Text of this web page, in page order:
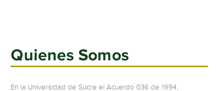
Quienes Somos
En la Universidad de Sucre el Acuerdo 036 de 1994,